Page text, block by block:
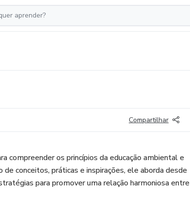
Compartilhar
compreender os princípios da educação ambiental e
conceitos, práticas e inspirações, ele aborda desde
para promover uma relação harmoniosa entre